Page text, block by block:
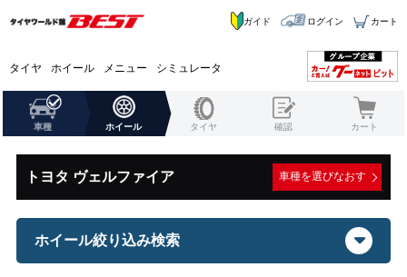
タイヤ ホイール メニュー シミュレータ
ガイド ログイン カート
車種 ホイール タイヤ 確認 カート
トヨタ ヴェルファイア 車種を選びなおす
ホイール絞り込み検索